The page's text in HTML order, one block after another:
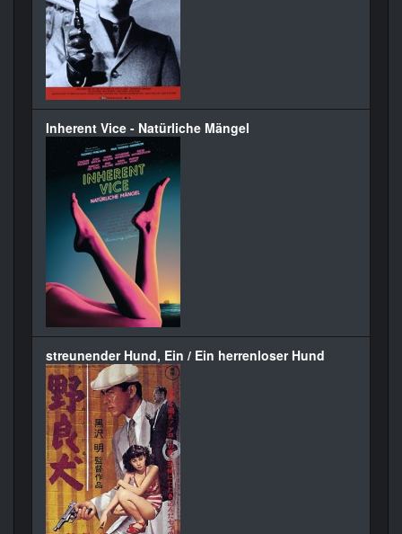
Inherent Vice - Natürliche Mängel
streunender Hund, Ein / Ein herrenloser Hund